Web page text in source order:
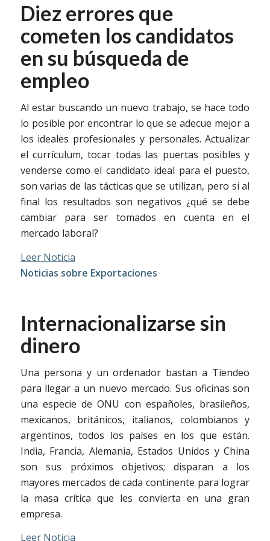
Diez errores que
cometen los candidatos
en su búsqueda de
empleo
Al estar buscando un nuevo trabajo, se hace todo
lo posible por encontrar lo que se adecue mejor a
los ideales profesionales y personales. Actualizar
el currículum, tocar todas las puertas posibles y
venderse como el candidato ideal para el puesto,
son varias de las tácticas que se utilizan, pero si al
final los resultados son negativos ¿qué se debe
cambiar para ser tomados en cuenta en el
mercado laboral?
Leer Noticia
Noticias sobre Exportaciones
Internacionalizarse sin
dinero
Una persona y un ordenador bastan a Tiendeo
para llegar a un nuevo mercado. Sus oficinas son
una especie de ONU con españoles, brasileños,
mexicanos, británicos, italianos, colombianos y
argentinos, todos los países en los que están.
India, Francia, Alemania, Estados Unidos y China
son sus próximos objetivos; disparan a los
mayores mercados de cada continente para lograr
la masa crítica que les convierta en una gran
empresa.
Leer Noticia